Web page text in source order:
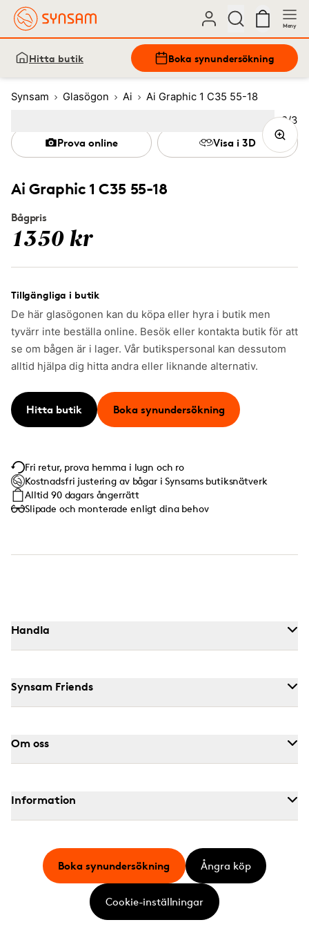
Meny
Hitta butik Boka synundersökning
Synsam Glasögon Ai Ai Graphic 1 C35 55-18
Ai Graphic 1 C35 55-18
Bågpris
1350 kr
Tillgängliga i butik
De här glasögonen kan du köpa eller hyra i butik men
tyvärr inte beställa online. Besök eller kontakta butik för att
se om bågen är i lager. Vår butikspersonal kan dessutom
alltid hjälpa dig hitta andra eller liknande alternativ.
Hitta butik Boka synundersökning
Prova online Visa i 3D
Fri retur, prova hemma i lugn och ro
Kostnadsfri justering av bågar i Synsams butiksnätverk
Alltid 90 dagars ångerrätt
Slipade och monterade enligt dina behov
Bild
2/3
3
Handla
Synsam Friends
Om oss
Information
Boka synundersökning Ångra köp
Cookie-inställningar